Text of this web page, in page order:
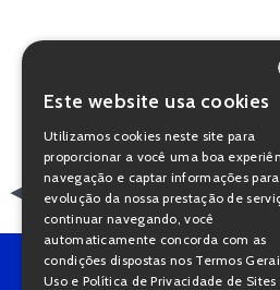
voltar
Este website usa cookies
Utilizamos cookies neste site para
proporcionar a você uma boa
navegação e captar informações para
evolução da nossa prestação de
continuar navegando, você
automaticamente concorda com as
condições dispostas nos Termos
Uso e Política de Privacidade de Sites